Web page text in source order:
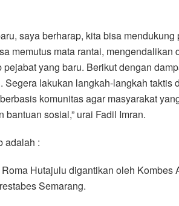
saya berharap, kita bisa mendukung
memutus mata rantai, mengendalikan
yang baru. Berikut dengan
lakukan langkah-langkah taktis
komunitas agar masyarakat
sosial,” urai Fadil Imran.
adalah :
Hutajulu digantikan oleh Kombes
Semarang.